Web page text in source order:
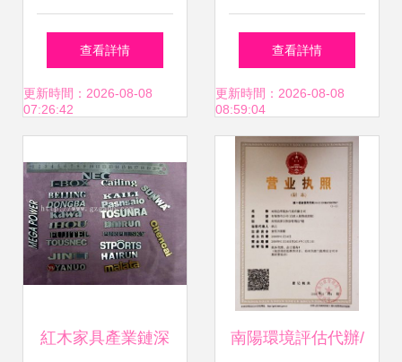
轉讓 商務代辦服務
的高效之道
查看詳情
更新時間：2026-08-08
07:26:42
品注冊證代理代辦
咨詢 一站式商務服
務，助力合規快捷
取證
查看詳情
更新時間：2026-08-08
08:59:04
紅木家具產業鏈深 南陽環境評估代辦/